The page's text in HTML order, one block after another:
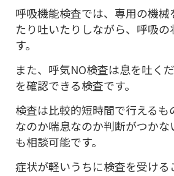
呼吸機能検査では、専用の機械
たり吐いたりしながら、呼吸の
す。
また、呼気NO検査は息を吐く
を確認できる検査です。
検査は比較的短時間で行えるも
なのか喘息なのか判断がつか
も相談可能です。
症状が軽いうちに検査を受ける